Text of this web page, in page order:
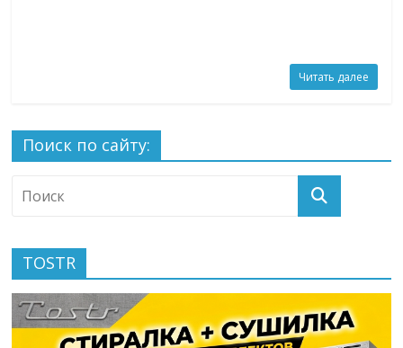
Читать далее
Поиск по сайту:
TOSTR